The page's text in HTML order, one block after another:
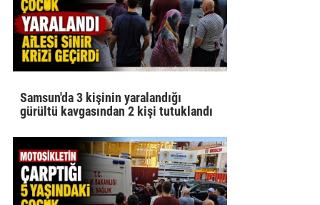
Samsun'da 3 kişinin yaralandığı
gürültü kavgasından 2 kişi tutuklandı